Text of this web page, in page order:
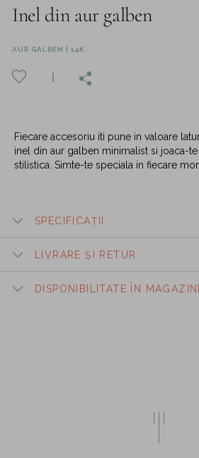
Inel din aur galben
AUR GALBEN | 14K
Fiecare accesoriu iti pune in valoare
inel din aur galben minimalist si joaca-
stilistica. Simte-te speciala in fiecare
SPECIFICAȚII
LIVRARE ȘI RETUR
DISPONIBILITATE ÎN